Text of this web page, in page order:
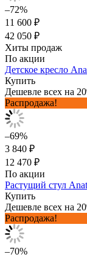
–72%
11 600 ₽
42 050 ₽
Хиты продаж
По акции
Детское кресло
Купить
Дешевле всех на
Распродажа!
–69%
3 840 ₽
12 470 ₽
По акции
Растущий стул
Купить
Дешевле всех на
Распродажа!
–70%